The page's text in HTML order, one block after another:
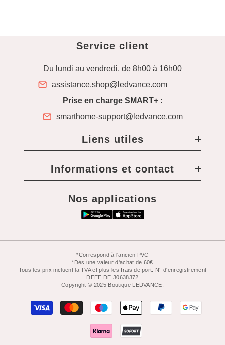
Service client
Du lundi au vendredi, de 8h00 à 16h00
assistance.shop@ledvance.com
Prise en charge SMART+ :
smarthome-support@ledvance.com
Liens utiles
Informations et contact
Nos applications
*Correspond à l'ancien PVC
*Dès une valeur d'achat de 60€
Tous les prix incluent la TVA et plus les frais de port. N° d'enregistrement
DEEE DE 30638372
Copyright © 2025 Boutique LEDVANCE.
Moyens
paiement